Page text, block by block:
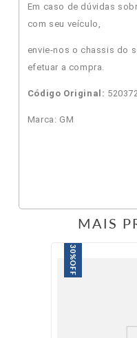
Em caso de dúvidas
com seu veículo,
envie-nos o chassis do
efetuar a compra.
Código Original:
Marca: GM
MAIS
30%
OFF